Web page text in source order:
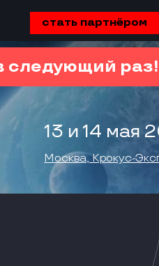
стать партнёром
следующий раз!
13 и 14 мая
Москва, Крокус-